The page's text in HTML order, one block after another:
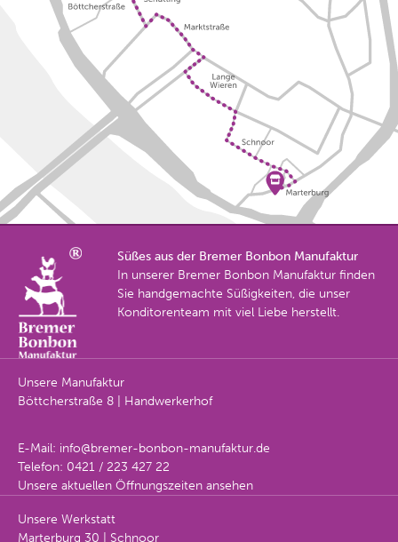
Süßes aus der Bremer Bonbon Manufaktur
In unserer Bremer Bonbon Manufaktur finden
Sie handgemachte Süßigkeiten, die unser
Konditorenteam mit viel Liebe herstellt.
Unsere Manufaktur
Böttcherstraße 8 | Handwerkerhof
E-Mail: info@bremer-bonbon-manufaktur.de
Telefon: 0421 / 223 427 22
Unsere aktuellen Öffnungszeiten ansehen
Unsere Werkstatt
Marterburg 30 | Schnoor